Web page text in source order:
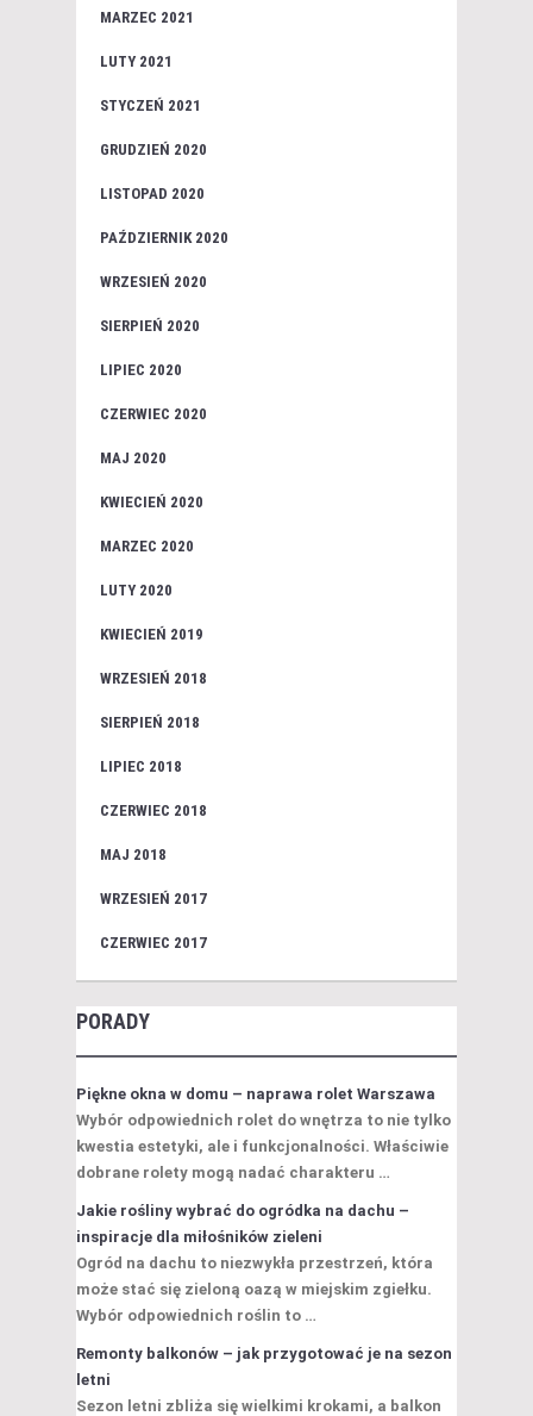
MARZEC 2021
LUTY 2021
STYCZEŃ 2021
GRUDZIEŃ 2020
LISTOPAD 2020
PAŹDZIERNIK 2020
WRZESIEŃ 2020
SIERPIEŃ 2020
LIPIEC 2020
CZERWIEC 2020
MAJ 2020
KWIECIEŃ 2020
MARZEC 2020
LUTY 2020
KWIECIEŃ 2019
WRZESIEŃ 2018
SIERPIEŃ 2018
LIPIEC 2018
CZERWIEC 2018
MAJ 2018
WRZESIEŃ 2017
CZERWIEC 2017
PORADY
Piękne okna w domu – naprawa rolet Warszawa
Wybór odpowiednich rolet do wnętrza to nie tylko
kwestia estetyki, ale i funkcjonalności. Właściwie
dobrane rolety mogą nadać charakteru …
Jakie rośliny wybrać do ogródka na dachu –
inspiracje dla miłośników zieleni
Ogród na dachu to niezwykła przestrzeń, która
może stać się zieloną oazą w miejskim zgiełku.
Wybór odpowiednich roślin to …
Remonty balkonów – jak przygotować je na sezon
letni
Sezon letni zbliża się wielkimi krokami, a balkon